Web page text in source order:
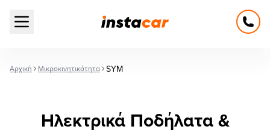
Open main menu
Αρχική Μικροκινητικότητα SYM
Ηλεκτρικά Ποδήλατα &